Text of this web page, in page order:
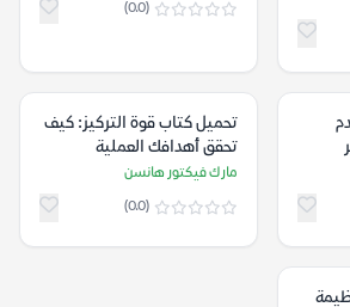
(0.0)
تحميل كتاب قوة التركيز: كيف
تحقق أهدافك العملية
والشخصية والمالية بثقة
مارك فيكتور هانسن
(0.0)